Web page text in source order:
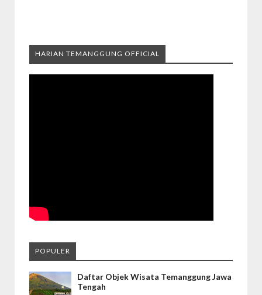
HARIAN TEMANGGUNG OFFICIAL
POPULER
Daftar Objek Wisata Temanggung Jawa
Tengah